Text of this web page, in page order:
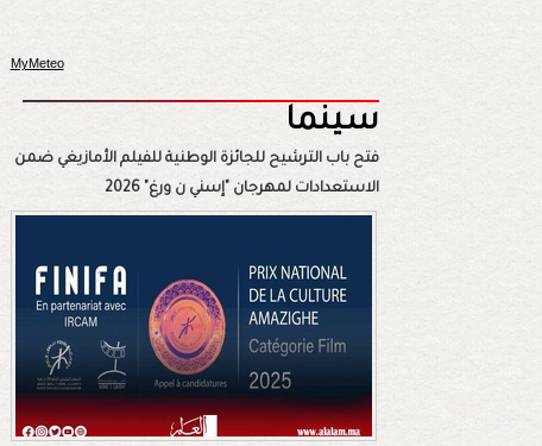
MyMeteo
سينما
فتح باب الترشيح للجائزة الوطنية للفيلم الأمازيغي ضمن
الاستعدادات لمهرجان "إسني ن ورغ" 2026